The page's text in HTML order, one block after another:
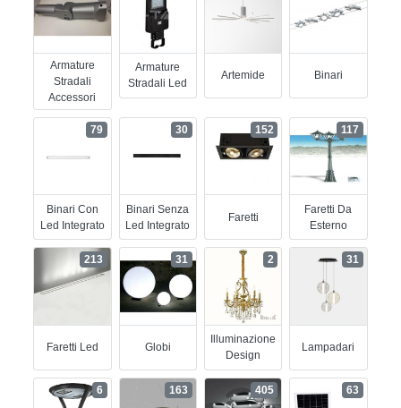
Armature
Stradali
Accessori
Armature
Stradali Led
Artemide Binari
Binari Con
Led Integrato
79
Binari Senza
Led Integrato
30
Faretti
152
Faretti Da
Esterno
117
Faretti Led
213
Globi
31
Illuminazione
Design
2
Lampadari
31
6 163 405 63